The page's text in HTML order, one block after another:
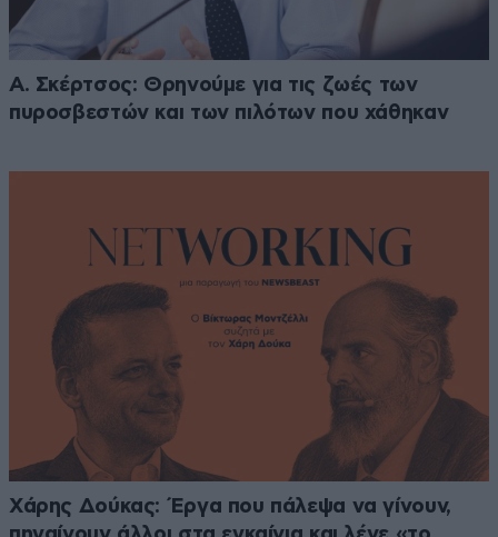
Α. Σκέρτσος: Θρηνούμε για τις ζωές των
πυροσβεστών και των πιλότων που χάθηκαν
Χάρης Δούκας: Έργα που πάλεψα να γίνουν,